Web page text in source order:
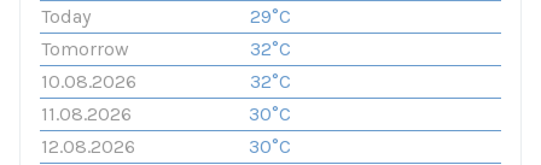
Today
29°C
Tomorrow
32°C
10.08.2026
32°C
11.08.2026
30°C
12.08.2026
30°C